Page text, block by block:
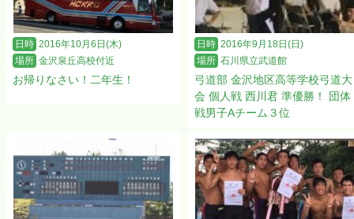
日時 2016年10月6日(木)
場所 金沢泉丘高校付近
お帰りなさい！二年生！
日時 2016年9月18日(日)
場所 石川県立武道館
弓道部 金沢地区高等学校弓道大
会 個人戦 西川君 準優勝！ 団体
戦男子Aチーム３位